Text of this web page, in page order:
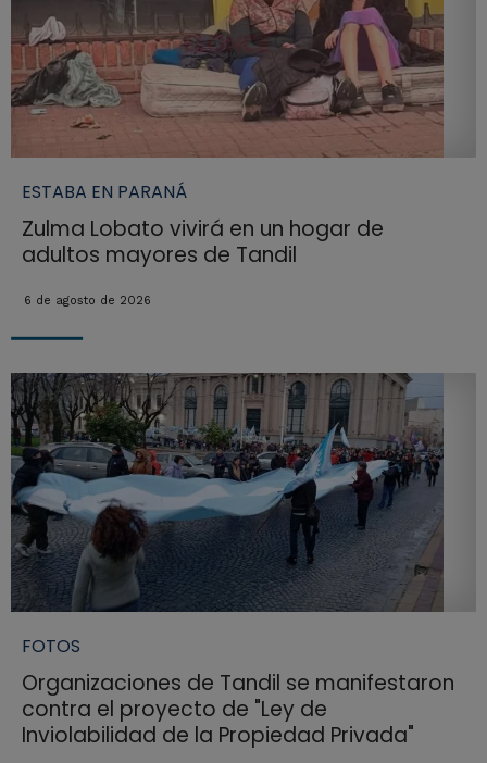
ESTABA EN PARANÁ
Zulma Lobato vivirá en un hogar de
adultos mayores de Tandil
6 de agosto de 2026
FOTOS
Organizaciones de Tandil se manifestaron
contra el proyecto de "Ley de
Inviolabilidad de la Propiedad Privada"